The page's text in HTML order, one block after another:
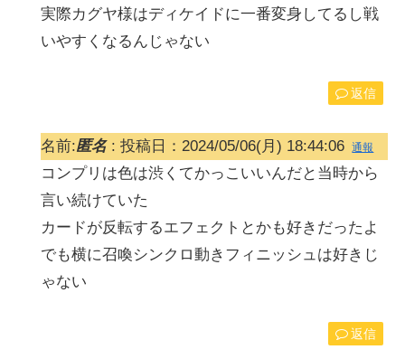
実際カグヤ様はディケイドに一番変身してるし戦
いやすくなるんじゃない
返信
名前:匿名: 投稿日：2024/05/06(月) 18:44:06 通報
コンプリは色は渋くてかっこいいんだと当時から
言い続けていた
カードが反転するエフェクトとかも好きだったよ
でも横に召喚シンクロ動きフィニッシュは好きじ
ゃない
返信